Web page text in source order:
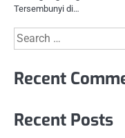
Tersembunyi di…
Search
for:
Recent
Recent Posts